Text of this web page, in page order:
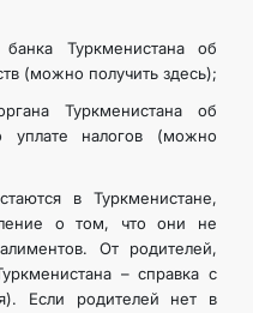
Туркменистана об
(можно получить здесь);
Туркменистана об
уплате налогов (можно
в Туркменистане,
о том, что они не
От родителей,
– справка с
Если родителей нет в